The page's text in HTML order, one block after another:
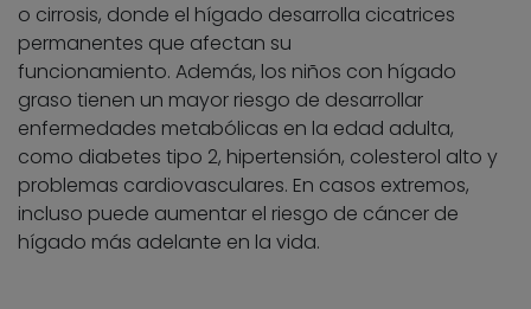
o cirrosis, donde el hígado desarrolla cicatrices
permanentes que afectan su
funcionamiento. Además, los niños con hígado
graso tienen un mayor riesgo de desarrollar
enfermedades metabólicas en la edad adulta,
como diabetes tipo 2, hipertensión, colesterol alto y
problemas cardiovasculares. En casos extremos,
incluso puede aumentar el riesgo de cáncer de
hígado más adelante en la vida.